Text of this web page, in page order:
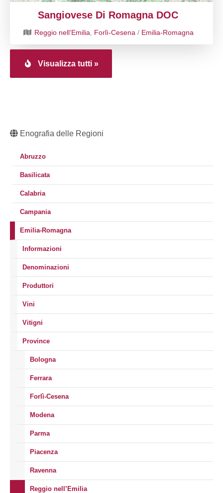
Sangiovese Di Romagna DOC
Reggio nell’Emilia Forlì-Cesena / Emilia-Romagna
Visualizza tutti »
Enografia delle Regioni
Abruzzo
Basilicata
Calabria
Campania
Emilia-Romagna
Informazioni
Denominazioni
Produttori
Vini
Vitigni
Province
Bologna
Ferrara
Forlì-Cesena
Modena
Parma
Piacenza
Ravenna
Reggio nell’Emilia